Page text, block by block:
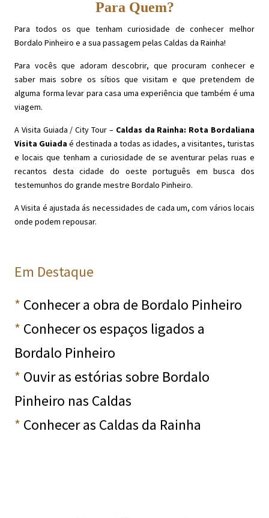
Para Quem?
Para todos os que tenham curiosidade de conhecer melhor
Bordalo Pinheiro e a sua passagem pelas Caldas da Rainha!
Para vocês que adoram descobrir, que procuram conhecer e
saber mais sobre os sítios que visitam e que pretendem de
alguma forma levar para casa uma experiência que também é uma
viagem.
A Visita Guiada / City Tour – Caldas da Rainha: Rota Bordaliana
Visita Guiada é destinada a todas as idades, a visitantes, turistas
e locais que tenham a curiosidade de se aventurar pelas ruas e
recantos desta cidade do oeste português em busca dos
testemunhos do grande mestre Bordalo Pinheiro.
A Visita é ajustada ás necessidades de cada um, com vários locais
onde podem repousar.
Em Destaque
* Conhecer a obra de Bordalo Pinheiro
* Conhecer os espaços ligados a
Bordalo Pinheiro
* Ouvir as estórias sobre Bordalo
Pinheiro nas Caldas
* Conhecer as Caldas da Rainha